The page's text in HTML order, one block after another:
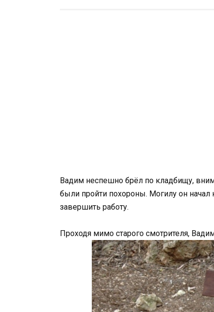
Вадим неспешно брёл по кладбищу,
были пройти похороны. Могилу он начал
завершить работу.
Проходя мимо старого смотрителя,